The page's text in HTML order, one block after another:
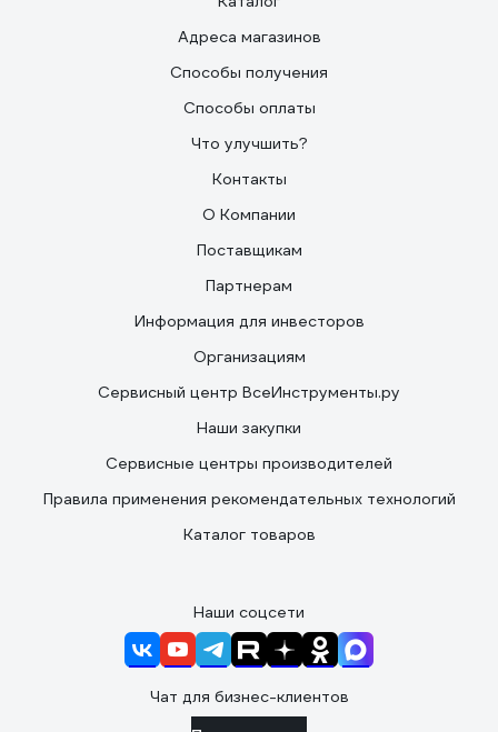
Адреса магазинов
Способы получения
Способы оплаты
Что улучшить?
Контакты
О Компании
Поставщикам
Партнерам
Информация для инвесторов
Организациям
Сервисный центр ВсеИнструменты.ру
Наши закупки
Сервисные центры производителей
Правила применения рекомендательных технологий
Каталог товаров
Наши соцсети
Чат для бизнес-клиентов